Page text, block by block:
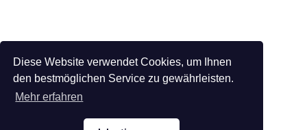
Diese Website verwendet Cookies, um Ihnen
den bestmöglichen Service zu gewährleisten.
Mehr erfahren